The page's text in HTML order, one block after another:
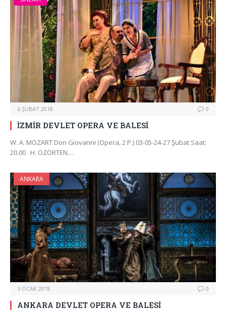
6 ŞUBAT 2018 0
İZMİR DEVLET OPERA VE BALESİ
W. A. MOZART Don Giovanni (Opera, 2 P.) 03-05-24-27 Şubat Saat:
20.00 H. ÖZÖRTEN…
ANKARA
5 OCAK 2018 0
ANKARA DEVLET OPERA VE BALESİ